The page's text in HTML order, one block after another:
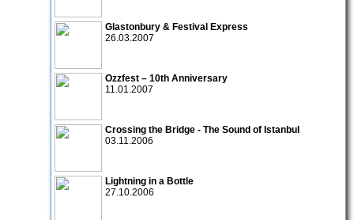
Glastonbury & Festival Express
26.03.2007
Ozzfest – 10th Anniversary
11.01.2007
Crossing the Bridge - The Sound of Istanbul
03.11.2006
Lightning in a Bottle
27.10.2006